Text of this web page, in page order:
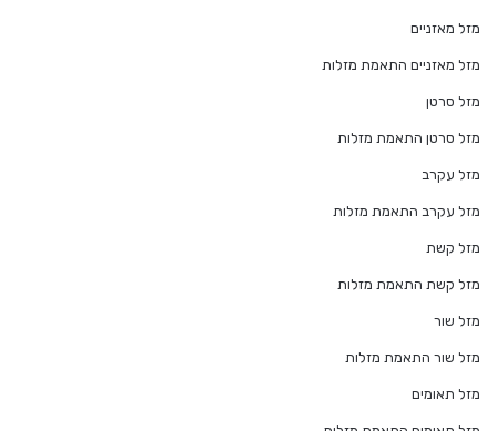
מזל מאזניים
מזל מאזניים התאמת מזלות
מזל סרטן
מזל סרטן התאמת מזלות
מזל עקרב
מזל עקרב התאמת מזלות
מזל קשת
מזל קשת התאמת מזלות
מזל שור
מזל שור התאמת מזלות
מזל תאומים